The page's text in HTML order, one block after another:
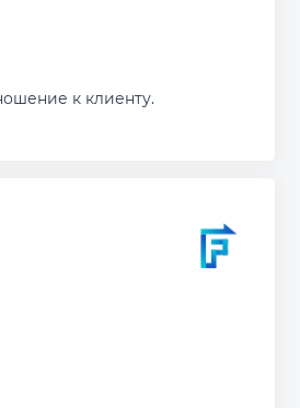
к клиенту.